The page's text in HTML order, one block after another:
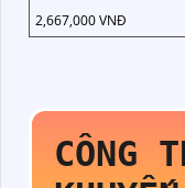
2,667,000 VNĐ
CÔNG